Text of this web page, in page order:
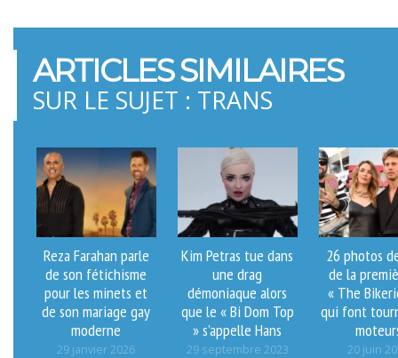
ARTICLES SIMILAIRES
SUR LE SUJET : TRANS
Reza Farahan parle
de son fétichisme
pour les minets et
de son mariage gay
moderne
29 janvier 2026
Kim Petras tue dans
une drag
démoniaque alors
que le « Bi Dom Top
» s’appelle Hans
29 septembre 2023
26 photos
de la
« The
qui font
20 juin